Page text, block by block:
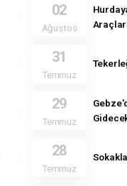
02
Ağustos
31
Temmuz
29
Temmuz
28
Temmuz